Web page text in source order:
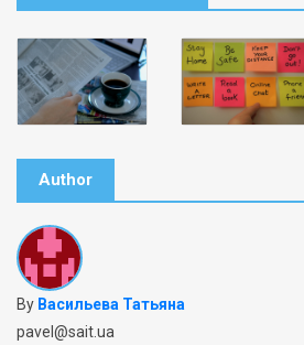
Author
By Васильева Татьяна
pavel@sait.ua